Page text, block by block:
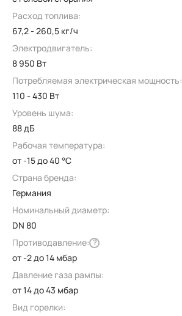
Расход топлива:
67,2 - 260,5 кг/ч
Электродвигатель:
8 950 Вт
Потребляемая электрическая мощность:
110 - 430 Вт
Уровень шума:
88 дБ
Рабочая температура:
от -15 до 40 °C
Страна бренда:
Германия
Номинальный диаметр:
DN 80
Противодавление: ?
от -2 до 14 мбар
Давление газа рампы:
от 14 до 43 мбар
Вид горелки: